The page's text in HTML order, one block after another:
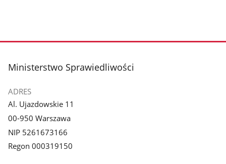
stopka
Ministerstwo Sprawiedliwości
ADRES
Al. Ujazdowskie 11
00-950 Warszawa
NIP 5261673166
Regon 000319150